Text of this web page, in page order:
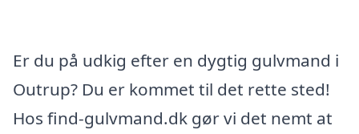
Er du på udkig efter en dygtig gulvmand i
Outrup? Du er kommet til det rette sted!
Hos find-gulvmand.dk gør vi det nemt at